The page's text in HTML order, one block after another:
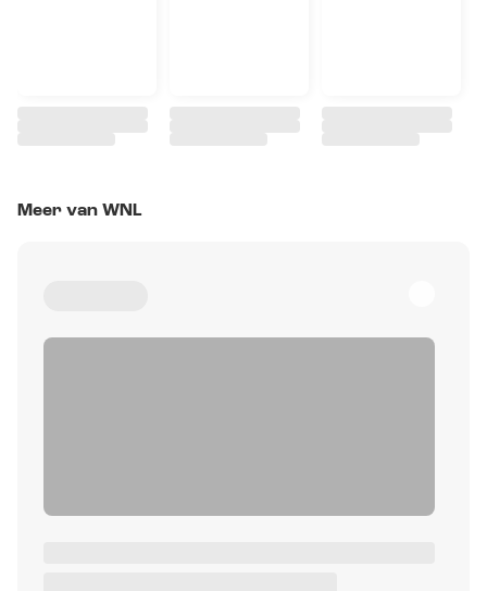
Meer van WNL